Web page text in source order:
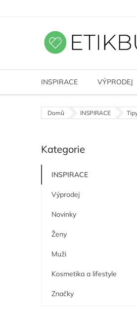
INSPIRACE VÝPRODEJ
Domů INSPIRACE
o
r
Přeskočit
kategorie
Kategorie
INSPIRACE
Výprodej
Novinky
Ženy
Muži
Kosmetika a lifestyle
Značky